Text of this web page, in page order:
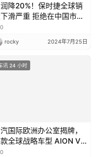
降20%！保时捷全球销
滑严重 拒绝在中国市场
价格战
0
rocky 2024年7月25日
讯 24 小时
国际欧洲办公室揭牌，
全球战略车型 AION V
欧洲上市
0